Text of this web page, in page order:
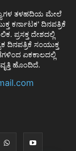
ತಳಹದಿಯ ಮೇಲೆ
ಕರ್ನಾಟಕ' ದಿನಪತ್ರಿಕೆ
ಪ್ರಸಕ್ತ ದೇಶದಲ್ಲಿ
ದಿನಪತ್ರಿಕೆ ಸಂಯುಕ್ತ
ಏಕಕಾಲದಲ್ಲಿ
ಹೊಂದಿದೆ.